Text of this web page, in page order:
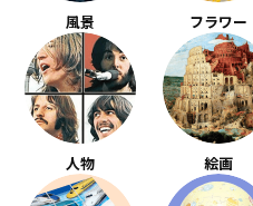
風景 フラワー
人物 絵画